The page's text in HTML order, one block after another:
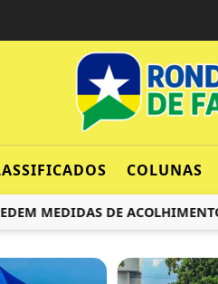
COLUNAS
MEDIDAS DE ACOLHIMENTO